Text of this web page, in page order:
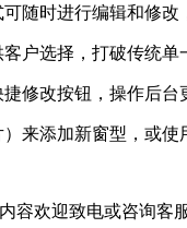
随时进行编辑和修改
户选择，打破传统单
修改按钮，操作后台
来添加新窗型，或使
容欢迎致电或咨询客